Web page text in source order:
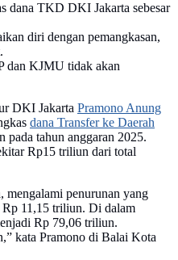
dana TKD DKI Jakarta sebesar
diri dengan pemangkasan,
dan KJMU tidak akan
DKI Jakarta Pramono Anung
dana Transfer ke Daerah
tahun anggaran 2025.
Rp15 triliun dari total
penurunan yang
Rp 11,15 triliun. Di dalam
Rp 79,06 triliun.
kata Pramono di Balai Kota